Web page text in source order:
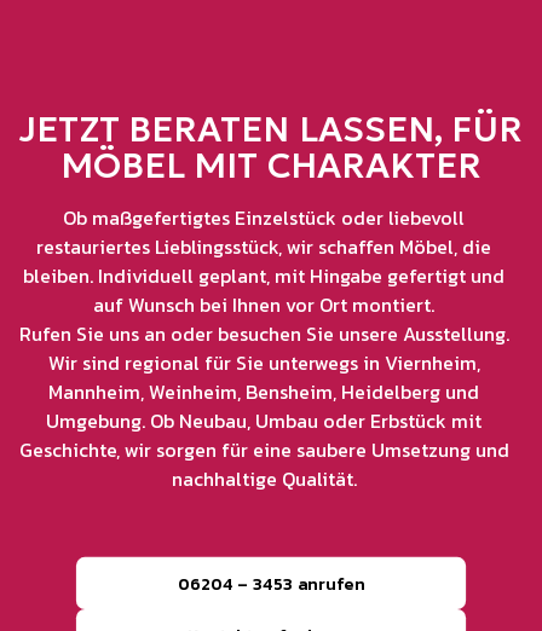
JETZT BERATEN LASSEN, FÜR
MÖBEL MIT CHARAKTER
Ob maßgefertigtes Einzelstück oder liebevoll
restauriertes Lieblingsstück, wir schaffen Möbel, die
bleiben. Individuell geplant, mit Hingabe gefertigt und
auf Wunsch bei Ihnen vor Ort montiert.
Rufen Sie uns an oder besuchen Sie unsere Ausstellung.
Wir sind regional für Sie unterwegs in Viernheim,
Mannheim, Weinheim, Bensheim, Heidelberg und
Umgebung. Ob Neubau, Umbau oder Erbstück mit
Geschichte, wir sorgen für eine saubere Umsetzung und
nachhaltige Qualität.
06204 – 3453 anrufen